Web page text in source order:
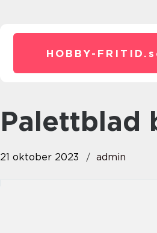
HOBBY-FRITID.
palettblad
21 oktober 2023 admin